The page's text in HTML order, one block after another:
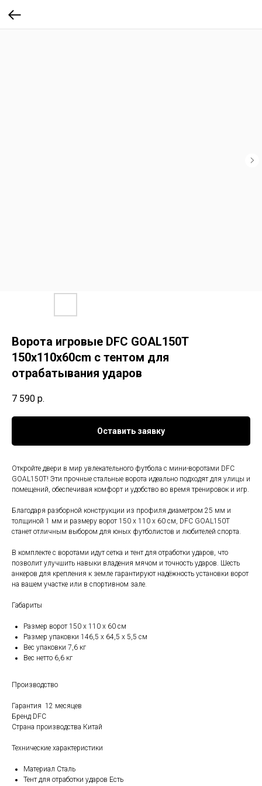
Ворота игровые DFC GOAL150T
150x110x60cm с тентом для
отрабатывания ударов
7 590 р.
Оставить заявку
Откройте двери в мир увлекательного футбола с мини-воротами DFC
GOAL150T! Эти прочные стальные ворота идеально подходят для улицы и
помещений, обеспечивая комфорт и удобство во время тренировок и игр.
Благодаря разборной конструкции из профиля диаметром 25 мм и
толщиной 1 мм и размеру ворот 150 х 110 х 60 см, DFC GOAL150T
станет отличным выбором для юных футболистов и любителей спорта.
В комплекте с воротами идут сетка и тент для отработки ударов, что
позволит улучшить навыки владения мячом и точность ударов. Шесть
анкеров для крепления к земле гарантируют надёжность установки ворот
на вашем участке или в спортивном зале.
Габариты
Размер ворот 150 x 110 x 60 см
Размер упаковки 146,5 х 64,5 х 5,5 см
Вес упаковки 7,6 кг
Вес нетто 6,6 кг
Производство
Гарантия 12 месяцев
Бренд DFC
Страна производства Китай
Технические характеристики
Материал Сталь
Тент для отработки ударов Есть